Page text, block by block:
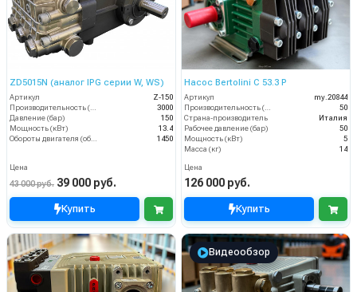
ZD5015N (аналог IPG серии W, WS)
Артикул
Z-150
Производительность (л/ч)
3000
Давление (бар)
150
Мощность (кВт)
13.4
Обороты двигателя (об/мин)
1450
Цена
43 000 руб. 39 000 руб.
Купить
Насос Bertolini C 53.3 P
Артикул
my.20844
Производительность (л/мин)
50
Страна-производитель
Италия
Рабочее давление (бар)
50
Мощность (кВт)
5
Масса (кг)
14
Цена
126 000 руб.
Купить
Видеообзор